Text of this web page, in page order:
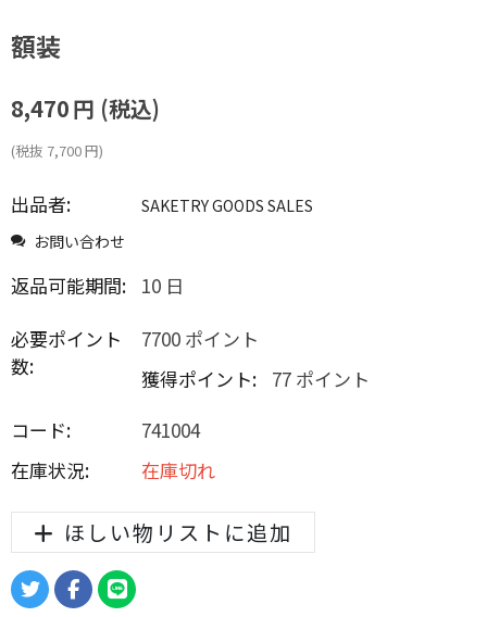
額装
8,470円 (税込)
(税抜 7,700円)
出品者:
SAKETRY GOODS SALES
お問い合わせ
返品可能期間: 10 日
必要ポイント
数:
7700 ポイント
獲得ポイント: 77 ポイント
コード:
741004
在庫状況:
在庫切れ
ほしい物リストに追加